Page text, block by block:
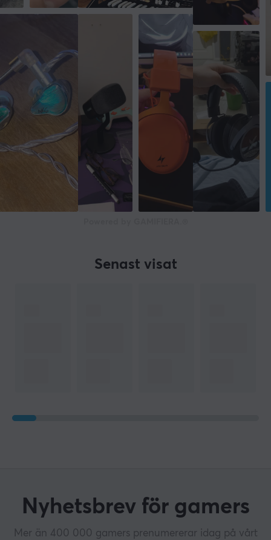
Senast visat
Nyhetsbrev för gamers
Mer än 400 000 gamers prenumererar idag på vårt